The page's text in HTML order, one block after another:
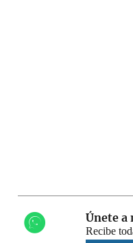
Únete a
Recibe